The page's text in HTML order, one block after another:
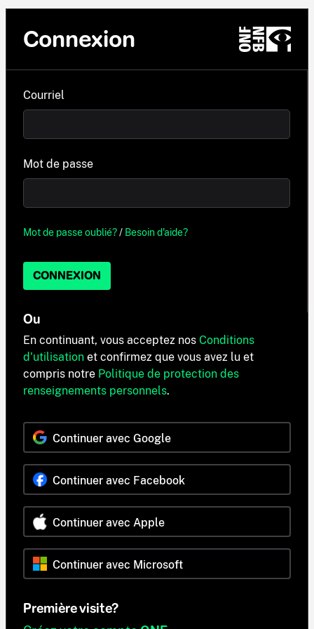
Connexion
Courriel
Mot de passe
Mot de passe oublié?/ Besoin d'aide?
CONNEXION
Ou
En continuant, vous acceptez nos Conditions
d'utilisation et confirmez que vous avez lu et
compris notre Politique de protection des
renseignements personnels.
Continuer avec Google
Continuer avec Facebook
Continuer avec Apple
Continuer avec Microsoft
Première visite?